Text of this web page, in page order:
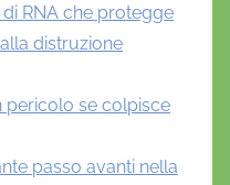
RNA che protegge
distruzione
pericolo se colpisce
passo avanti nella